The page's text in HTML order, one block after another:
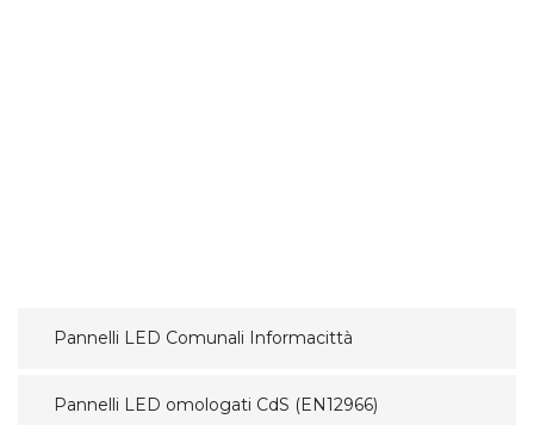
Pannelli LED Comunali Informacittà
Pannelli LED omologati CdS (EN12966)